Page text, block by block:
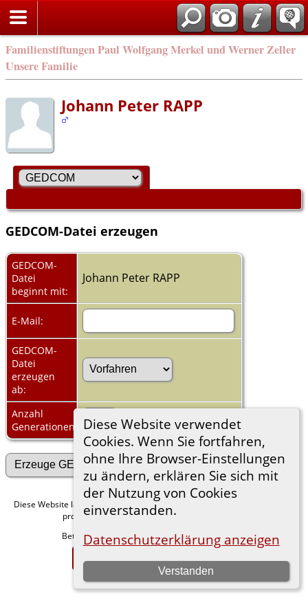
Familienstiftungen Paul Wolfgang Merkel und Werner Zeller
Unsere Familie
Diese Website verwendet
Cookies. Wenn Sie fortfahren,
ohne Ihre Browser-Einstellungen
zu ändern, erklären Sie sich mit
der Nutzung von Cookies
einverstanden.
Datenschutzerklärung anzeigen
Verstanden
Johann Peter RAPP
GEDCOM-Datei erzeugen
GEDCOM-
Datei
beginnt mit:
Johann Peter RAPP
E-Mail:
GEDCOM-
Datei
erzeugen
ab:
Anzahl
Generationen:
Diese Website läuft mit The Next Generation of Genealogy Sitebuilding
programmiert von Darrin Lythgoe © 2001-2026.
Betreut vonFlorian Wiedner . |Datenschutzerklärung.